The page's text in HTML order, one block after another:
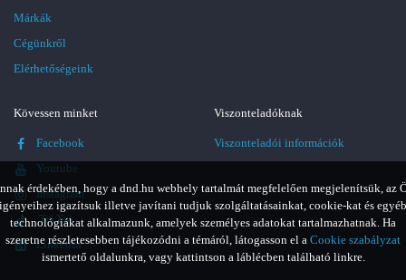
érdekében, hogy a dnd.hu webhely tartalmát megfelelően megjelenítsük, az
igényeihez igazítsuk illetve javítani tudjuk szolgáltatásainkat, cookie-kat és egyéb
technológiákat alkalmazunk, amelyek személyes adatokat tartalmazhatnak. Ha
szeretne részletesebben tájékozódni a témáról, látogasson el a Cookie szabályzat
ismertető oldalunkra, vagy kattintson a láblécben található linkre.
Márkák
Cégünkről
Elérhetőségeink
Kövessen minket
Facebook
Youtube
Instagram
TikTok
LinkedIn
Viszonteladóknak
Viszonteladói információk